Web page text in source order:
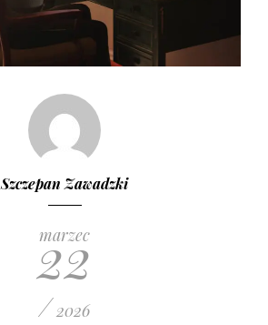
Szczepan Zawadzki
marzec
22
/ 2026